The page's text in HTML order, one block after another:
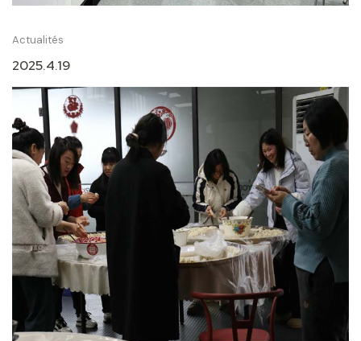
Actualités
2025.4.19